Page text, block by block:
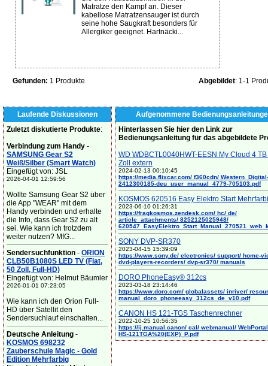
Matratze den Kampf an. Dieser
kabellose Matratzensauger ist durch
seine hohe Saugkraft besonders für
Allergiker geeignet. Hartnäcki...
Gefunden: 1 Produkte Abgebildet: 1-1
Laufende Diskussionen
Zuletzt diskutierte Produkte:
Verbindung zum Handy -
SAMSUNG Gear S2
Weiß/Silber (Smart Watch)
Eingefügt von: JSL
2026-04-01 12:59:56
Wollte Samsung Gear S2 über
die App "WEAR" mit dem
Handy verbinden und erhalte
die Info, dass Gear S2 zu alt
sei. Wie kann ich trotzdem
weiter nutzen? MfG...
Sendersuchfunktion - ORION
CLB50B1080S LED TV (Flat,
50 Zoll, Full-HD)
Eingefügt von: Helmut Bäumler
2026-01-01 07:23:05
Wie kann ich den Orion Full-
HD über Satellit den
Sendersuchlauf einschalten...
Deutsche Anleitung -
KOSMOS 698232
Zauberschule Magic - Gold
Edition Mehrfarbig
Aufgenommene
Hinterlassen Sie hier den Link zur
Bedienungsanleitung für das abgebildete
WD WDBCTL0040HWT-EESN My Cloud 4
Zoll extern
2024-02-13 00:10:45
https://media.flixcar.com/ f360cdn/ Western_Digital-
2412300185-deu_user_manual_4779-705103.pdf
KOSMOS 620516 Easy Elektro Start
2023-06-10 01:26:31
https://fragkosmos.zendesk.com/ hc/ de/
article_attachments/ 8252125025948/
SONY DVP-SR370
2023-04-15 15:39:09
https://www.sony.de/ electronics/ support/ home-
dvd-players-recorders/ dvp-sr370/ manuals
DORO PhoneEasy® 312cs
2023-03-18 23:14:46
https://www.doro.com/ globalassets/ inriver/
manual_doro_phoneeasy_312cs_de_v10.pdf
CANON HS 121-TGS Taschenrechner
2022-10-25 10:56:35
https://ij.manual.canon/ cal/ webmanual/
HS-121TGA%20(EXP)_P.pdf